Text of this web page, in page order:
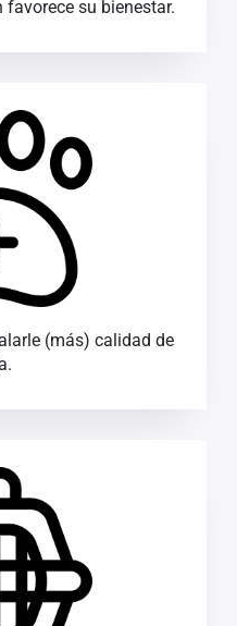
su bienestar.
(más) calidad de